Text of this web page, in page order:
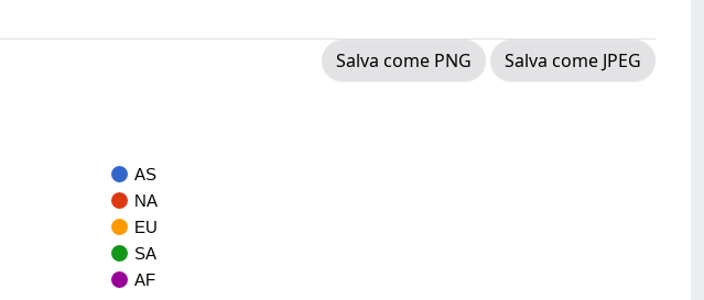
Salva come PNG
Salva come JPEG
AS
NA
EU
SA
AF